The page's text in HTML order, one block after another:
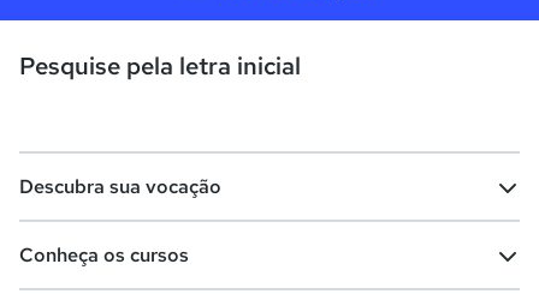
Pesquise pela letra inicial
Descubra sua vocação
Conheça os cursos